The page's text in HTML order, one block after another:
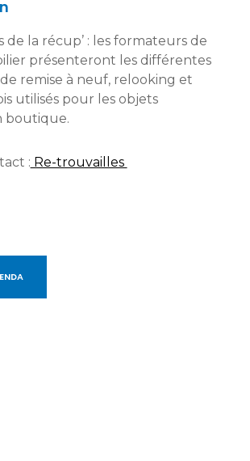
de la récup’ : les formateurs de
présenteront les différentes
remise à neuf, relooking et
utilisés pour les objets
boutique.
: Re-trouvailles